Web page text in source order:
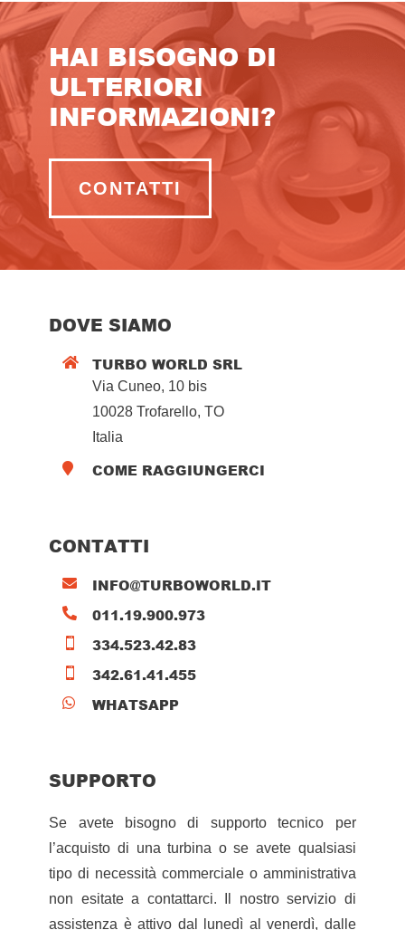
HAI BISOGNO DI
ULTERIORI
INFORMAZIONI?
CONTATTI
DOVE SIAMO
 TURBO WORLD SRL
Via Cuneo, 10 bis
10028 Trofarello, TO
Italia
 COME RAGGIUNGERCI
CONTATTI
 INFO@TURBOWORLD.IT
 011.19.900.973
 334.523.42.83
 342.61.41.455
 WHATSAPP
SUPPORTO
Se avete bisogno di supporto tecnico per
l’acquisto di una turbina o se avete qualsiasi
tipo di necessità commerciale o amministrativa
non esitate a contattarci. Il nostro servizio di
assistenza è attivo dal lunedì al venerdì, dalle